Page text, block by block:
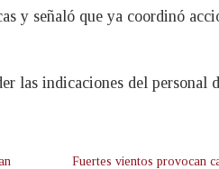
y señaló que ya coordinó
las indicaciones del personal
Fuertes vientos provocan